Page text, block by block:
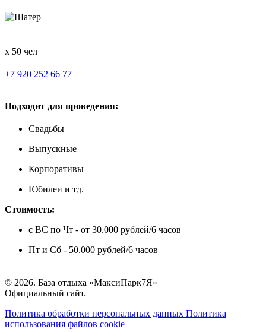
x 50 чел
+7 920 252 66 77
Подходит для проведения:
Свадьбы
Выпускные
Корпоративы
Юбилеи и тд.
Стоимость:
с ВС по Чт - от 30.000 рублей/6 часов
Пт и Сб - 50.000 рублей/6 часов
© 2026. База отдыха «МаксиПарк7Я»
Официальный сайт.
Политика обработки персональных данных Политика
использования файлов cookie